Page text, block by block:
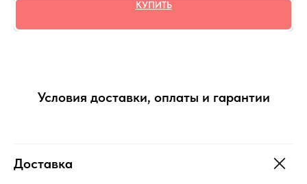
КУПИТЬ
Условия доставки, оплаты и гарантии
Доставка